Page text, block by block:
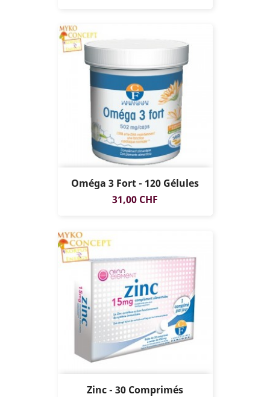
Oméga 3 Fort - 120 Gélules
Prix
31,00 CHF
Zinc - 30 Comprimés